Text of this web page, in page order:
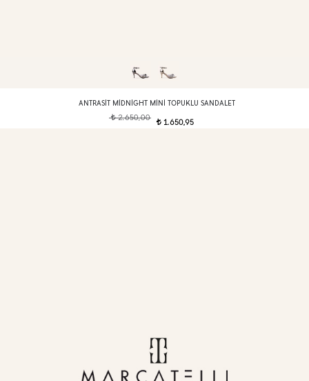
ANTRASIT MIDNIGHT MINI TOPUKLU SANDALET
t2.650,00 t1.650,95